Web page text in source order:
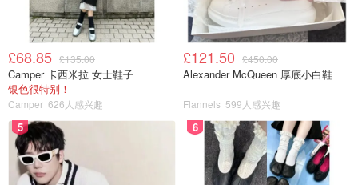
以加小编服务号（DMxQianDuoDuo）了解更多英国优质折
扣和攻略内容~
来源：mirror.co.uk
英国新闻
£68.85 £135.00
Camper 卡西米拉 女士鞋子
银色很特别！
Camper 626人感兴趣
£121.50 £450.00
Alexander McQueen 厚底小白鞋
Flannels 599人感兴趣
5 6